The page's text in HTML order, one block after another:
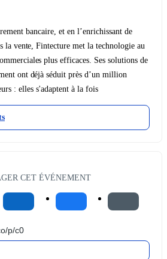
bancaire, et en l’enrichissant de
la vente, Fintecture met la technologie au
plus efficaces. Ses solutions de
ont déjà séduit près d’un million
: elles s'adaptent à la fois
CET ÉVÉNEMENT